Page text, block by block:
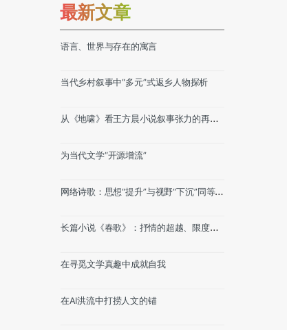
语言、世界与存在的寓言
当代乡村叙事中“多元”式返乡人物探析
从《地啸》看王方晨小说叙事张力的再度
为当代文学“开源增流”
网络诗歌：思想“提升”与视野“下沉”同等重
长篇小说《春歌》：抒情的超越、限度及
在寻觅文学真趣中成就自我
在AI洪流中打捞人文的锚
最新文章